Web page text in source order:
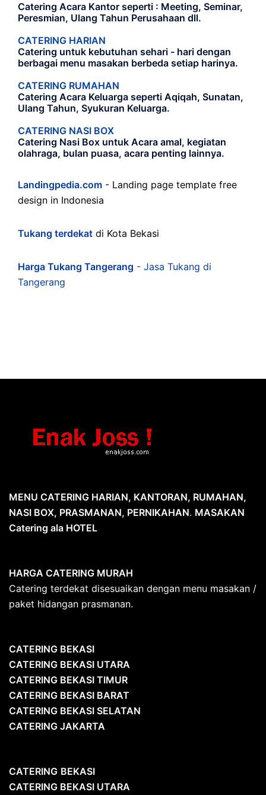
Catering Acara Kantor seperti : Meeting, Seminar,
Peresmian, Ulang Tahun Perusahaan dll.
CATERING HARIAN
Catering untuk kebutuhan sehari - hari dengan
berbagai menu masakan berbeda setiap harinya.
CATERING RUMAHAN
Catering Acara Keluarga seperti Aqiqah, Sunatan,
Ulang Tahun, Syukuran Keluarga.
CATERING NASI BOX
Catering Nasi Box untuk Acara amal, kegiatan
olahraga, bulan puasa, acara penting lainnya.
Landingpedia.com - Landing page template free
design in Indonesia
Tukang terdekat di Kota Bekasi
Harga Tukang Tangerang - Jasa Tukang di
Tangerang
MENU CATERING HARIAN, KANTORAN, RUMAHAN,
NASI BOX, PRASMANAN, PERNIKAHAN. MASAKAN
Catering ala HOTEL
HARGA CATERING MURAH
Catering terdekat disesuaikan dengan menu masakan /
paket hidangan prasmanan.
CATERING BEKASI
CATERING BEKASI UTARA
CATERING BEKASI TIMUR
CATERING BEKASI BARAT
CATERING BEKASI SELATAN
CATERING JAKARTA
CATERING BEKASI
CATERING BEKASI UTARA